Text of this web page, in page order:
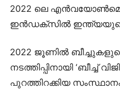
2022 ലെ
ഇൻഡക്സിൽ ഇന്ത്യയുടെ
2022 ജൂണിൽ
നടത്തിപ്പിനായി ‘ബീച്ച്
പുറത്തിറക്കിയ